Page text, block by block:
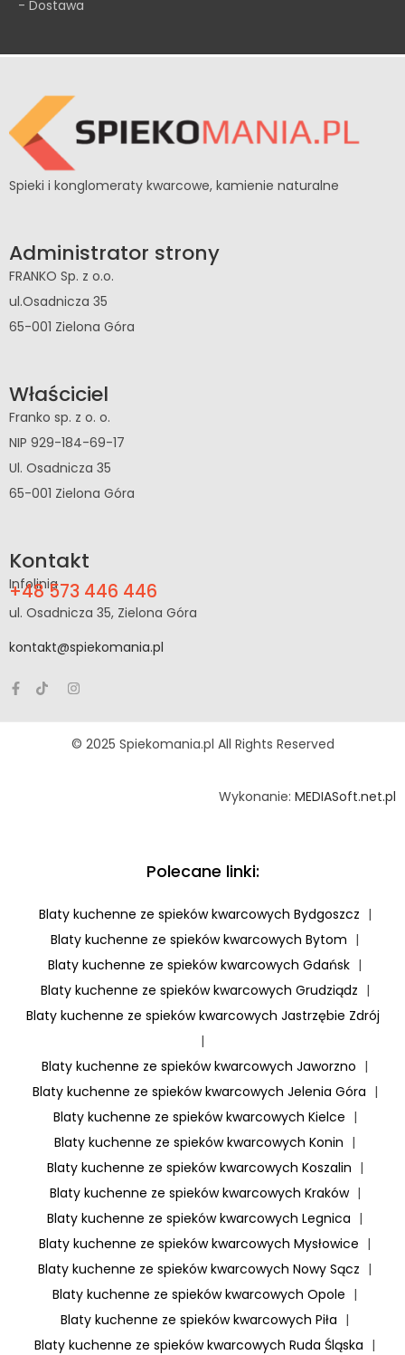
- Dostawa
Spieki i konglomeraty kwarcowe, kamienie naturalne
Administrator strony
FRANKO Sp. z o.o.
ul.Osadnicza 35
65-001 Zielona Góra
Właściciel
Franko sp. z o. o.
NIP 929-184-69-17
Ul. Osadnicza 35
65-001 Zielona Góra
Kontakt
Infolinia
+48 573 446 446
ul. Osadnicza 35, Zielona Góra
kontakt@spiekomania.pl
© 2025 Spiekomania.pl All Rights Reserved
Wykonanie: MEDIASoft.net.pl
Polecane linki:
Blaty kuchenne ze spieków kwarcowych Bydgoszcz |
Blaty kuchenne ze spieków kwarcowych Bytom |
Blaty kuchenne ze spieków kwarcowych Gdańsk |
Blaty kuchenne ze spieków kwarcowych Grudziądz |
Blaty kuchenne ze spieków kwarcowych Jastrzębie Zdrój
|
Blaty kuchenne ze spieków kwarcowych Jaworzno |
Blaty kuchenne ze spieków kwarcowych Jelenia Góra |
Blaty kuchenne ze spieków kwarcowych Kielce |
Blaty kuchenne ze spieków kwarcowych Konin |
Blaty kuchenne ze spieków kwarcowych Koszalin |
Blaty kuchenne ze spieków kwarcowych Kraków |
Blaty kuchenne ze spieków kwarcowych Legnica |
Blaty kuchenne ze spieków kwarcowych Mysłowice |
Blaty kuchenne ze spieków kwarcowych Nowy Sącz |
Blaty kuchenne ze spieków kwarcowych Opole |
Blaty kuchenne ze spieków kwarcowych Piła |
Blaty kuchenne ze spieków kwarcowych Ruda Śląska |